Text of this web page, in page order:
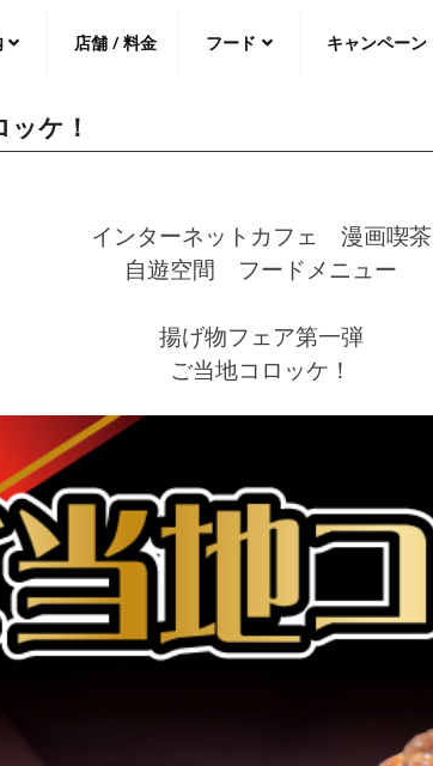
店舗 / 料金 フード キャンペーン
ケ！
インターネットカフェ 漫画喫茶
自遊空間 フードメニュー
揚げ物フェア第一弾
ご当地コロッケ！
中文（繁